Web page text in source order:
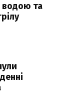
водою та